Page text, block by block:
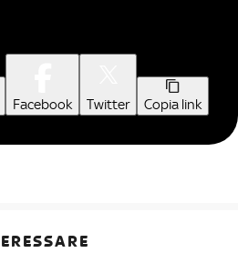
Facebook Twitter Copia link